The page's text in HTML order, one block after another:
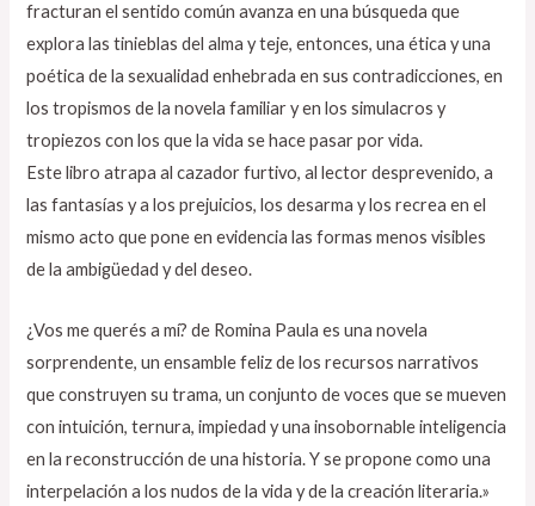
fracturan el sentido común avanza en una búsqueda que
explora las tinieblas del alma y teje, entonces, una ética y una
poética de la sexualidad enhebrada en sus contradicciones, en
los tropismos de la novela familiar y en los simulacros y
tropiezos con los que la vida se hace pasar por vida.
Este libro atrapa al cazador furtivo, al lector desprevenido, a
las fantasías y a los prejuicios, los desarma y los recrea en el
mismo acto que pone en evidencia las formas menos visibles
de la ambigüedad y del deseo.
¿Vos me querés a mí? de Romina Paula es una novela
sorprendente, un ensamble feliz de los recursos narrativos
que construyen su trama, un conjunto de voces que se mueven
con intuición, ternura, impiedad y una insobornable inteligencia
en la reconstrucción de una historia. Y se propone como una
interpelación a los nudos de la vida y de la creación literaria.»